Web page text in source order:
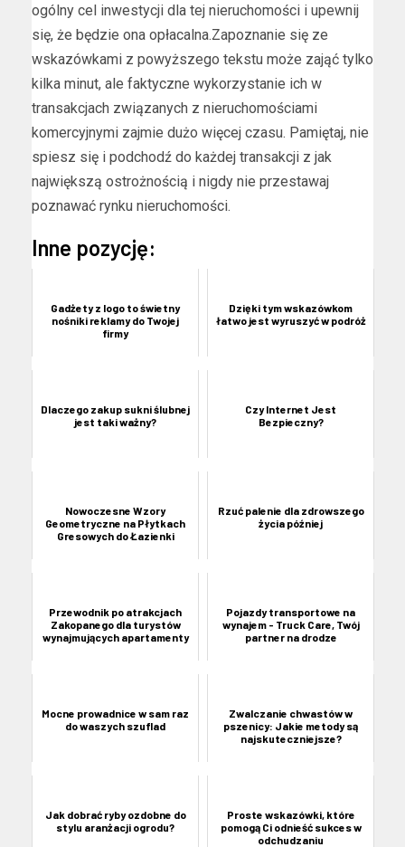
ogólny cel inwestycji dla tej nieruchomości i upewnij
się, że będzie ona opłacalna.Zapoznanie się ze
wskazówkami z powyższego tekstu może zająć tylko
kilka minut, ale faktyczne wykorzystanie ich w
transakcjach związanych z nieruchomościami
komercyjnymi zajmie dużo więcej czasu. Pamiętaj, nie
spiesz się i podchodź do każdej transakcji z jak
największą ostrożnością i nigdy nie przestawaj
poznawać rynku nieruchomości.
Inne pozycję:
Gadżety z logo to świetny
nośniki reklamy do Twojej
firmy
Dzięki tym wskazówkom
łatwo jest wyruszyć w podróż
Dlaczego zakup sukni ślubnej
jest taki ważny?
Czy Internet Jest
Bezpieczny?
Nowoczesne Wzory
Geometryczne na Płytkach
Gresowych do Łazienki
Rzuć palenie dla zdrowszego
życia później
Przewodnik po atrakcjach
Zakopanego dla turystów
wynajmujących apartamenty
Pojazdy transportowe na
wynajem - Truck Care, Twój
partner na drodze
Mocne prowadnice w sam raz
do waszych szuflad
Zwalczanie chwastów w
pszenicy: Jakie metody są
najskuteczniejsze?
Jak dobrać ryby ozdobne do
stylu aranżacji ogrodu?
Proste wskazówki, które
pomogą Ci odnieść sukces w
odchudzaniu